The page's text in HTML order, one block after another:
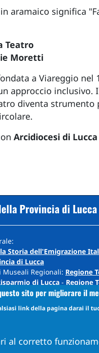
aramaico significa
Teatro
Moretti
a Viareggio
approccio inclusivo.
diventa strumento
Arcidiocesi di Lucca
Provincia di Lucca
Storia dell'Emigrazione
di Lucca
Regionali: Regione
di Lucca - Regione
Lucca
sito per migliorare il
link della pagina darai il
al corretto